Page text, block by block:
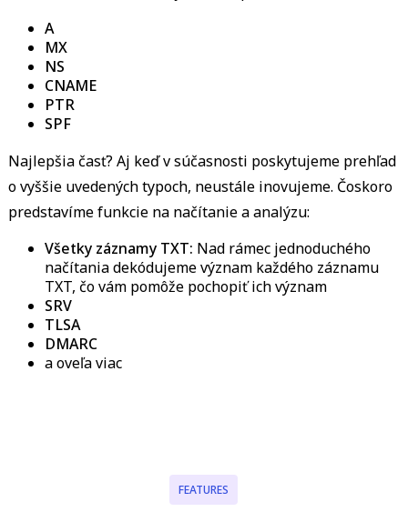
A
MX
NS
CNAME
PTR
SPF
Najlepšia časť? Aj keď v súčasnosti poskytujeme prehľad
o vyššie uvedených typoch, neustále inovujeme. Čoskoro
predstavíme funkcie na načítanie a analýzu:
Všetky záznamy TXT: Nad rámec jednoduchého
načítania dekódujeme význam každého záznamu
TXT, čo vám pomôže pochopiť ich význam
SRV
TLSA
DMARC
a oveľa viac
FEATURES